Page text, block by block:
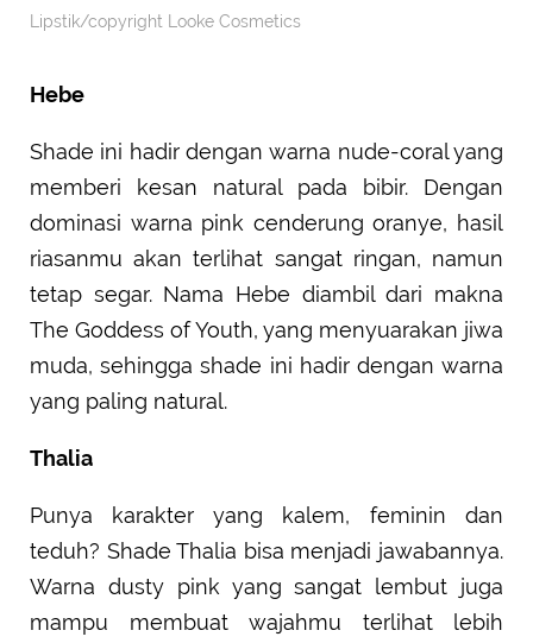
Lipstik/copyright Looke Cosmetics
Hebe
Shade ini hadir dengan warna nude-coral yang
memberi kesan natural pada bibir. Dengan
dominasi warna pink cenderung oranye, hasil
riasanmu akan terlihat sangat ringan, namun
tetap segar. Nama Hebe diambil dari makna
The Goddess of Youth, yang menyuarakan jiwa
muda, sehingga shade ini hadir dengan warna
yang paling natural.
Thalia
Punya karakter yang kalem, feminin dan
teduh? Shade Thalia bisa menjadi jawabannya.
Warna dusty pink yang sangat lembut juga
mampu membuat wajahmu terlihat lebih